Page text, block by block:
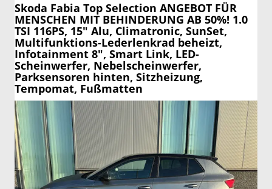
Skoda Fabia Top Selection ANGEBOT FÜR
MENSCHEN MIT BEHINDERUNG AB 50%! 1.0
TSI 116PS, 15" Alu, Climatronic, SunSet,
Multifunktions-Lederlenkrad beheizt,
Infotainment 8", Smart Link, LED-
Scheinwerfer, Nebelscheinwerfer,
Parksensoren hinten, Sitzheizung,
Tempomat, Fußmatten